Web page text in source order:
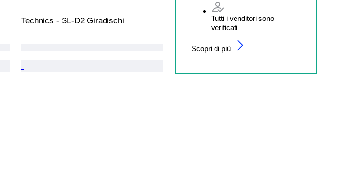
Tutti i venditori sono
verificati
Scopri di più
Technics - SL-D2 Giradischi